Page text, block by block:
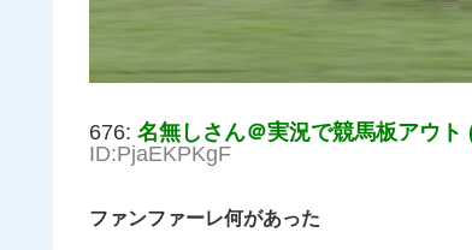
676: 名無しさん＠実況で競馬板アウト
ID:PjaEKPKgF
ファンファーレ何があった